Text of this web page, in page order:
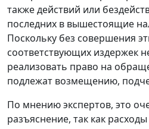
также действий или
последних в вышестоящие
Поскольку без совершения
соответствующих издержек
реализовать право на
подлежат возмещению,
По мнению экспертов, это
разъяснение, так как